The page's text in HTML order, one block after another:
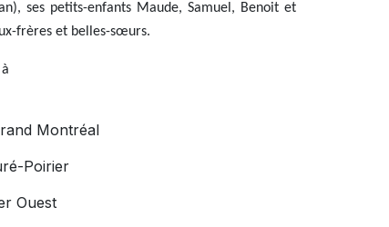
ses petits-enfants Maude, Samuel, Benoit et
frères et belles-sœurs.
Montréal
Poirier
Ouest